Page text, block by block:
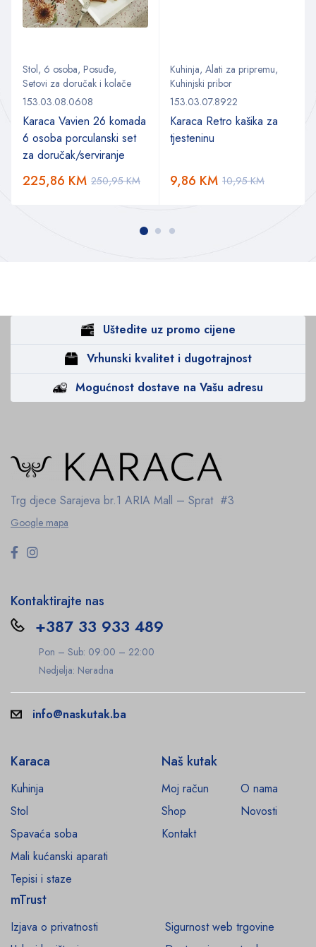
Stol, 6 osoba, Posuđe,
Setovi za doručak i kolače
153.03.08.0608
Karaca Vavien 26 komada
6 osoba porculanski set
za doručak/serviranje
250,95KM
225,86 KM
Kuhinja, Alati za pripremu,
Kuhinjski pribor
153.03.07.8922
Karaca Retro kašika za
tjesteninu
10,95KM
9,86 KM
Uštedite uz promo cijene
Vrhunski kvalitet i dugotrajnost
Mogućnost dostave na Vašu adresu
Trg djece Sarajeva br.1 ARIA Mall – Sprat #3
Google mapa
Kontaktirajte nas
+387 33 933 489
Pon – Sub: 09:00 – 22:00
Nedjelja: Neradna
info@naskutak.ba
Karaca
Kuhinja
Stol
Spavaća soba
Mali kućanski aparati
Tepisi i staze
Naš kutak
Moj račun
O nama
Shop
Novosti
Kontakt
mTrust
Izjava o privatnosti
Sigurnost web trgovine